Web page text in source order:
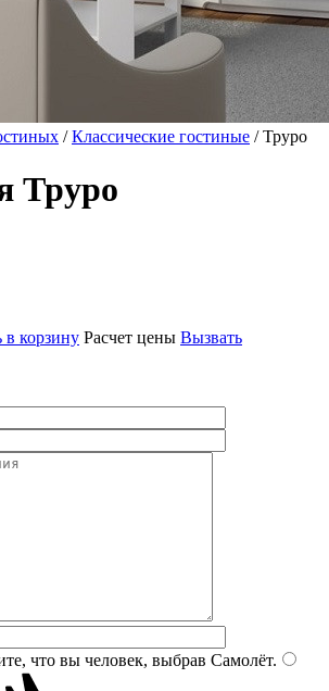
/Классические гостиные / Труро
Труро
в корзину Расчет цены Вызвать
что вы человек, выбрав Самолёт.